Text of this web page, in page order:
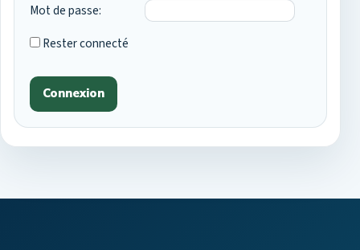
Mot de passe:
Rester connecté
Connexion